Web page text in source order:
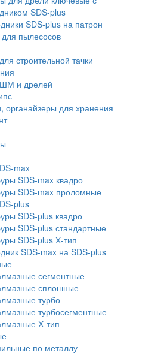
SDS-plus
SDS-plus на патрон
пылесосов
строительной тачки
и дрелей
органайзеры для хранения
max
SDS-max квадро
SDS-max проломные
plus
SDS-plus квадро
SDS-plus стандартные
SDS-plus Х-тип
SDS-max на SDS-plus
сегментные
сплошные
турбо
турбосегментные
Х-тип
по металлу